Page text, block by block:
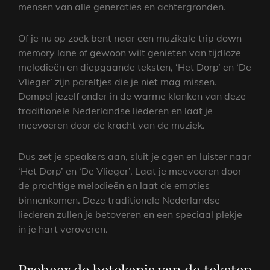
mensen van alle generaties en achtergronden.
Of je nu op zoek bent naar een muzikale trip down
memory lane of gewoon wilt genieten van tijdloze
melodieën en diepgaande teksten, ‘Het Dorp’ en ‘De
Vlieger’ zijn pareltjes die je niet mag missen.
Dompel jezelf onder in de warme klanken van deze
traditionele Nederlandse liederen en laat je
meevoeren door de kracht van de muziek.
Dus zet je speakers aan, sluit je ogen en luister naar
‘Het Dorp’ en ‘De Vlieger’. Laat je meevoeren door
de prachtige melodieën en laat de emoties
binnenkomen. Deze traditionele Nederlandse
liederen zullen je betoveren en een speciaal plekje
in je hart veroveren.